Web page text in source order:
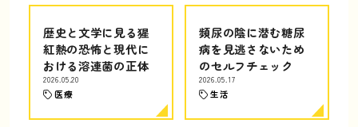
歴史と文学に見る猩
紅熱の恐怖と現代に
おける溶連菌の正体
2026.05.20
医療
頻尿の陰に潜む糖尿
病を見逃さないため
のセルフチェック
2026.05.17
生活